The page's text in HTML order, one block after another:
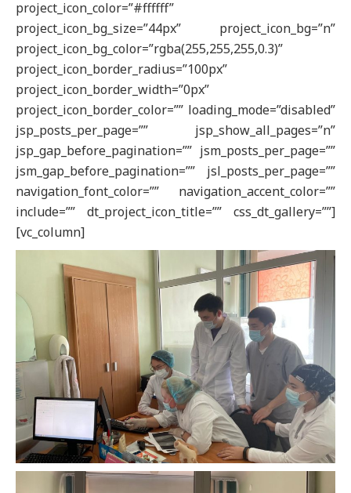
project_icon_color=”#ffffff”
project_icon_bg_size=”44px” project_icon_bg=”n”
project_icon_bg_color=”rgba(255,255,255,0.3)”
project_icon_border_radius=”100px”
project_icon_border_width=”0px”
project_icon_border_color=”” loading_mode=”disabled”
jsp_posts_per_page=”” jsp_show_all_pages=”n”
jsp_gap_before_pagination=”” jsm_posts_per_page=””
jsm_gap_before_pagination=”” jsl_posts_per_page=””
navigation_font_color=”” navigation_accent_color=””
include=”” dt_project_icon_title=”” css_dt_gallery=””]
[vc_column]